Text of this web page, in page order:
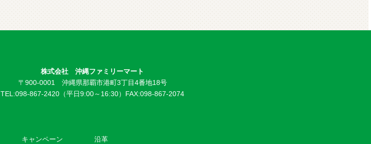
株式会社 沖縄ファミリーマート
〒900-0001 沖縄県那覇市港町3丁目4番地18号
TEL:098-867-2420（平日9:00～16:30） FAX:098-867-2074
キャンペーン
沿革